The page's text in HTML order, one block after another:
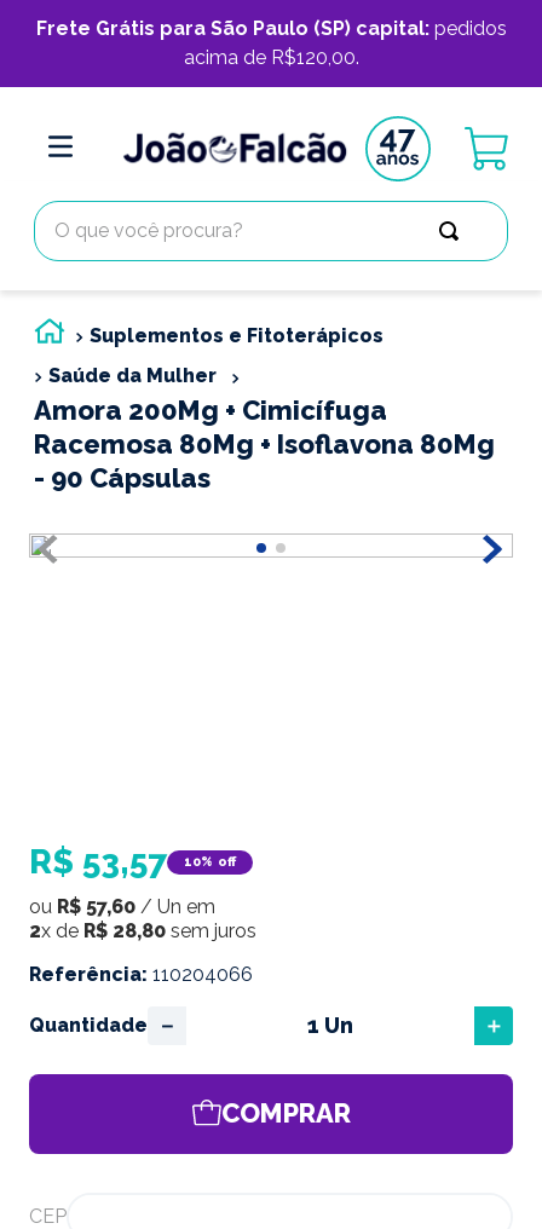
Frete Grátis para São Paulo (SP) capital:pedidos
acima de R$120,00.
O que você procura?
Suplementos e Fitoterápicos
Saúde da Mulher
Amora 200Mg + Cimicífuga
Racemosa 80Mg + Isoflavona 80Mg
- 90 Cápsulas
R$ 53,57 10% off
ou R$ 57,60 / Un em
2x de R$ 28,80 sem juros
Referência: 110204066
Quantidade ＋
－
COMPRAR
CEP